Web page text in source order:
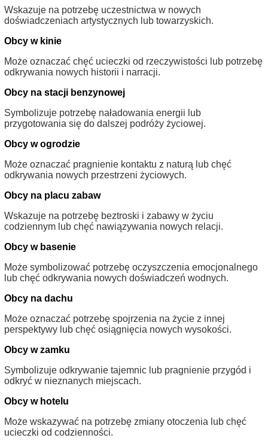
Wskazuje na potrzebę uczestnictwa w nowych
doświadczeniach artystycznych lub towarzyskich.
Obcy w kinie
Może oznaczać chęć ucieczki od rzeczywistości lub potrzebę
odkrywania nowych historii i narracji.
Obcy na stacji benzynowej
Symbolizuje potrzebę naładowania energii lub
przygotowania się do dalszej podróży życiowej.
Obcy w ogrodzie
Może oznaczać pragnienie kontaktu z naturą lub chęć
odkrywania nowych przestrzeni życiowych.
Obcy na placu zabaw
Wskazuje na potrzebę beztroski i zabawy w życiu
codziennym lub chęć nawiązywania nowych relacji.
Obcy w basenie
Może symbolizować potrzebę oczyszczenia emocjonalnego
lub chęć odkrywania nowych doświadczeń wodnych.
Obcy na dachu
Może oznaczać potrzebę spojrzenia na życie z innej
perspektywy lub chęć osiągnięcia nowych wysokości.
Obcy w zamku
Symbolizuje odkrywanie tajemnic lub pragnienie przygód i
odkryć w nieznanych miejscach.
Obcy w hotelu
Może wskazywać na potrzebę zmiany otoczenia lub chęć
ucieczki od codzienności.